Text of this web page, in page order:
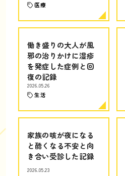
医療
働き盛りの大人が風
邪の治りかけに湿疹
を発症した症例と回
復の記録
2026.05.26
生活
家族の咳が夜になる
と酷くなる不安と向
き合い受診した記録
2026.05.23